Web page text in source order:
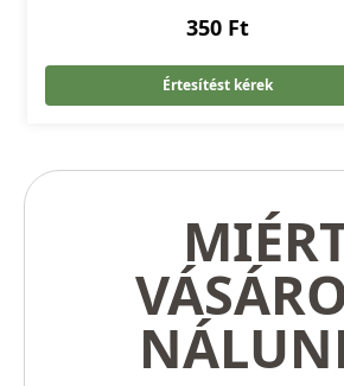
350 Ft
Értesítést kérek